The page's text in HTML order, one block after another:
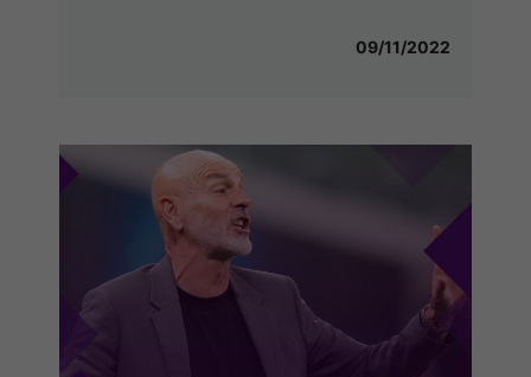
09/11/2022